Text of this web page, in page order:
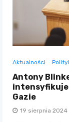
Aktualności
Antony
intensyfikuje
Gazie
19 sierpnia 2024